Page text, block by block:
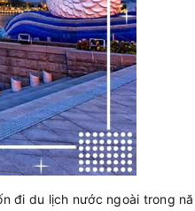
đi du lịch nước ngoài trong